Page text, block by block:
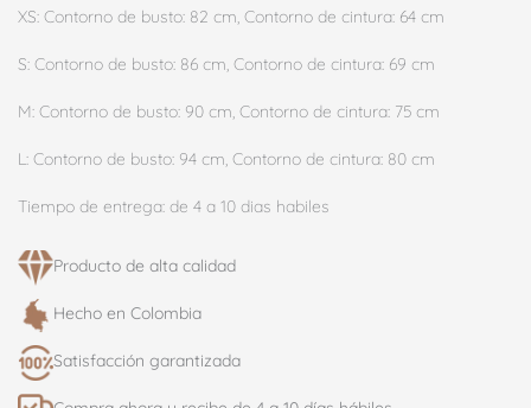
XS: Contorno de busto: 82 cm, Contorno de cintura: 64 cm
S: Contorno de busto: 86 cm, Contorno de cintura: 69 cm
M: Contorno de busto: 90 cm, Contorno de cintura: 75 cm
L: Contorno de busto: 94 cm, Contorno de cintura: 80 cm
Tiempo de entrega: de 4 a 10 dias habiles
Producto de alta calidad​
Hecho en Colombia
Satisfacción garantizada